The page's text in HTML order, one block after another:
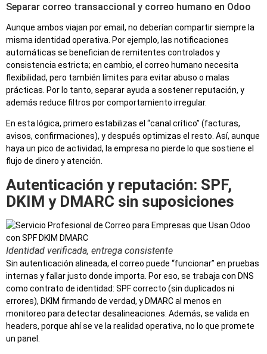
Separar correo transaccional y correo humano en Odoo
Aunque ambos viajan por email, no deberían compartir siempre la
misma identidad operativa. Por ejemplo, las notificaciones
automáticas se benefician de remitentes controlados y
consistencia estricta; en cambio, el correo humano necesita
flexibilidad, pero también límites para evitar abuso o malas
prácticas. Por lo tanto, separar ayuda a sostener reputación, y
además reduce filtros por comportamiento irregular.
En esta lógica, primero estabilizas el “canal crítico” (facturas,
avisos, confirmaciones), y después optimizas el resto. Así, aunque
haya un pico de actividad, la empresa no pierde lo que sostiene el
flujo de dinero y atención.
Autenticación y reputación: SPF,
DKIM y DMARC sin suposiciones
Identidad verificada, entrega consistente
Sin autenticación alineada, el correo puede “funcionar” en pruebas
internas y fallar justo donde importa. Por eso, se trabaja con DNS
como contrato de identidad: SPF correcto (sin duplicados ni
errores), DKIM firmando de verdad, y DMARC al menos en
monitoreo para detectar desalineaciones. Además, se valida en
headers, porque ahí se ve la realidad operativa, no lo que promete
un panel.